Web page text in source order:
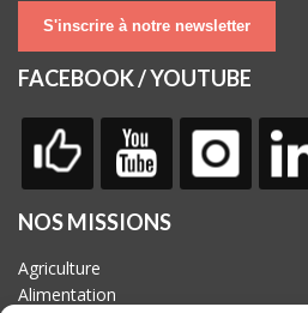
S'inscrire à notre newsletter
FACEBOOK / YOUTUBE
NOS MISSIONS
Agriculture
Alimentation